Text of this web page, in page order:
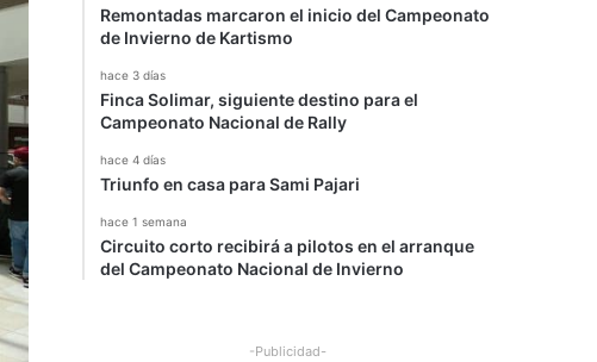
Remontadas marcaron el inicio del Campeonato
de Invierno de Kartismo
hace 3 días
Finca Solimar, siguiente destino para el
Campeonato Nacional de Rally
hace 4 días
Triunfo en casa para Sami Pajari
hace 1 semana
Circuito corto recibirá a pilotos en el arranque
del Campeonato Nacional de Invierno
-Publicidad-